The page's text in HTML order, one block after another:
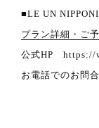
■LE UN
プラン詳細・ご
公式HP https://
お電話でのお問